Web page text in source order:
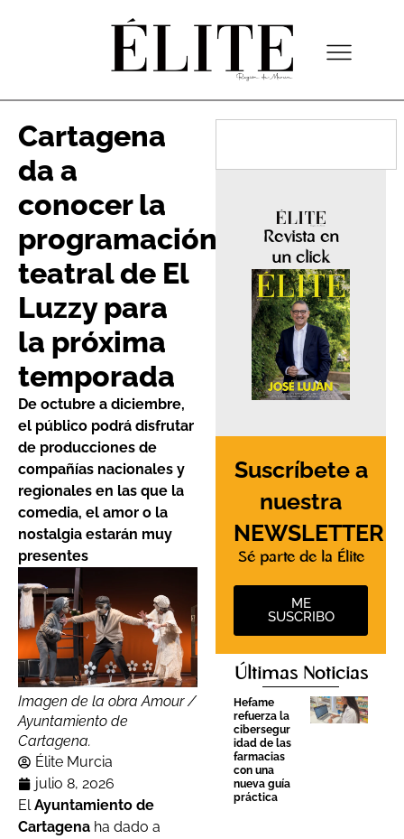
Cartagena
da a
conocer la
programación
teatral de El
Luzzy para
la próxima
temporada
De octubre a diciembre,
el público podrá disfrutar
de producciones de
compañías nacionales y
regionales en las que la
comedia, el amor o la
nostalgia estarán muy
presentes
Imagen de la obra Amour /
Ayuntamiento de
Cartagena.
Élite Murcia
julio 8, 2026
ElAyuntamiento de
Cartagena ha dado a
Revista en
un click
Suscríbete a
nuestra
NEWSLETTER
Sé parte de la Élite
ME
SUSCRIBO
Últimas Noticias
Hefame
refuerza la
cibersegur
idad de las
farmacias
con una
nueva guía
práctica